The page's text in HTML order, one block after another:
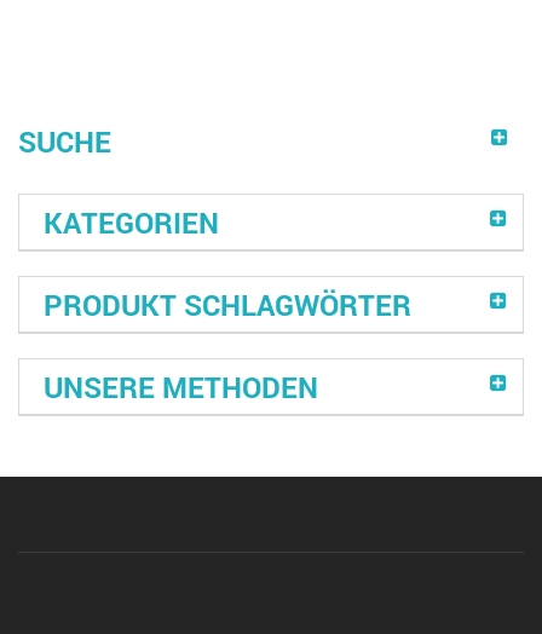
SUCHE
KATEGORIEN
PRODUKT SCHLAGWÖRTER
UNSERE METHODEN